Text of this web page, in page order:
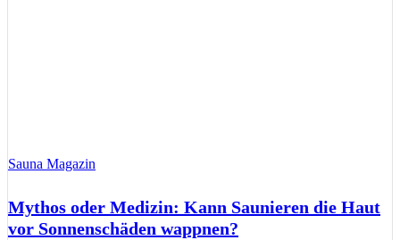
Sauna Magazin
Mythos oder Medizin: Kann Saunieren die Haut
vor Sonnenschäden wappnen?